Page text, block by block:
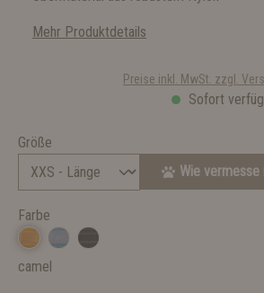
Mehr Produktdetails
Preise inkl. MwSt. zzgl.
Sofort
Größe
Wie vermesse
Farbe
camel